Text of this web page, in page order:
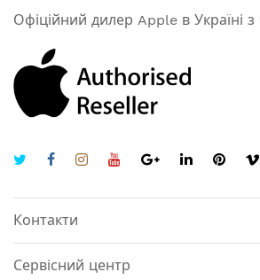
Офіційний дилер Apple в Україні з
Контакти
Сервісний центр